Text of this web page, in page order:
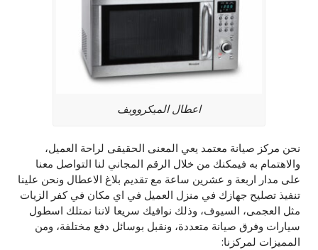
اعطال الميكروويف
نحن مركز صيانة معتمد يعي المعنى الحقيقى لراحة العميل،
والاهتمام به فيمكنك من خلال الرقم المجاني لنا التواصل معنا
على مدار اربعة و عشرين ساعة مع تقديم بلاغ الاعطال ونحن علينا
تنفيذ تصليح جهازك في منزل العميل في اي مكان في كفر الزيات
مثل العجمى، السيوف، وذلك نوافيك سريعا لاننا نمتلك اسطول
سيارات وفرق صيانة متعددة، ونقبل بوسائل دفع مختلفة، ومن
المميزات لمركزنا: